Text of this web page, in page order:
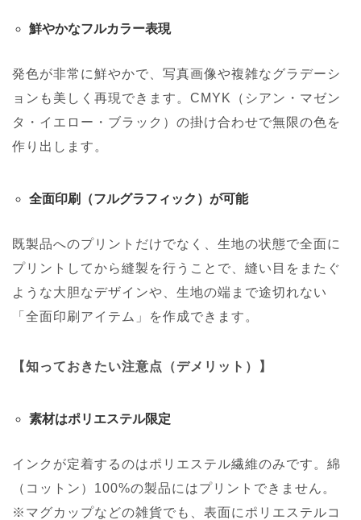
鮮やかなフルカラー表現
発色が非常に鮮やかで、写真画像や複雑なグラデーシ
ョンも美しく再現できます。CMYK（シアン・マゼン
タ・イエロー・ブラック）の掛け合わせで無限の色を
作り出します。
全面印刷（フルグラフィック）が可能
既製品へのプリントだけでなく、生地の状態で全面に
プリントしてから縫製を行うことで、縫い目をまたぐ
ような大胆なデザインや、生地の端まで途切れない
「全面印刷アイテム」を作成できます。
【知っておきたい注意点（デメリット）】
素材はポリエステル限定
インクが定着するのはポリエステル繊維のみです。綿
（コットン）100%の製品にはプリントできません。
※マグカップなどの雑貨でも、表面にポリエステルコ